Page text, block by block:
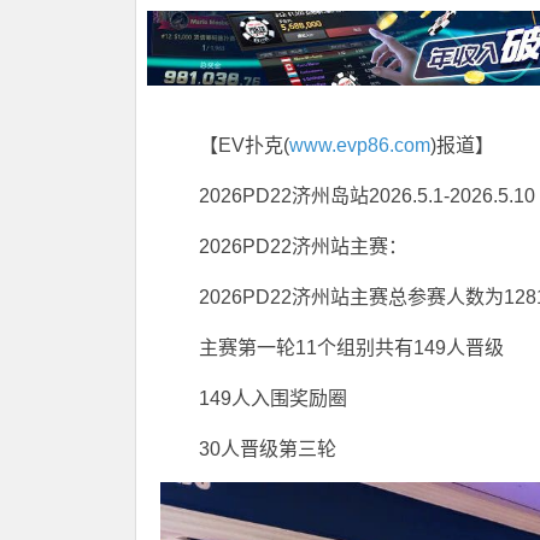
【EV扑克(www.evp86.com)报道】
2026PD22济州岛站2026.5.1-2026.5.10
2026PD22济州站主赛：
2026PD22济州站主赛总参赛人数为
主赛第一轮11个组别共有149人晋级
149人入围奖励圈
30人晋级第三轮